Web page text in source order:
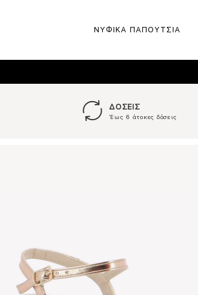
ΝΥΦΙΚΑ ΠΑΠΟΥΤΣΙΑ
ΔΟΣΕΙΣ
Έως 6 άτοκες δόσεις